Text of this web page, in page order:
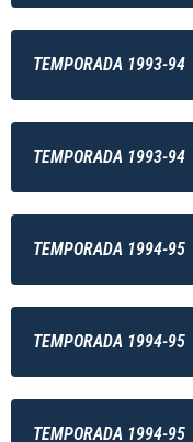
TEMPORADA 1993-94
TEMPORADA 1993-94
TEMPORADA 1994-95
TEMPORADA 1994-95
TEMPORADA 1994-95